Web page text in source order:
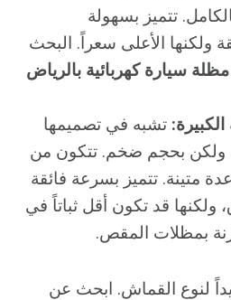
تتميز بسهولة
ولكنها الأعلى سعراً. البحث
مظلة سيارة كهربائية بالرياض
تشبه في تصميمها
ولكن بحجم ضخم. تتكون من
متينة. تتميز بسرعة فائقة
ولكنها قد تكون أقل ثباتاً في
بمظلات المقص.
لنوع القماش. ابحث عن